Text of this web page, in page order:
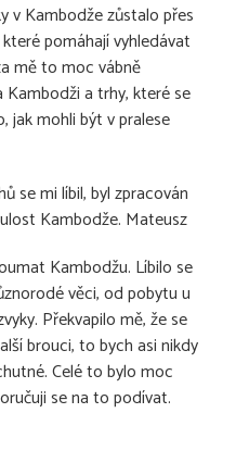
v Kambodže zůstalo přes
pomáhají vyhledávat
mě to moc vábně
Kambodži a trhy, které se
jak mohli být v pralese
se mi líbil, byl zpracován
Kambodže. Mateusz
Kambodžu. Líbilo se
věci, od pobytu u
Překvapilo mě, že se
brouci, to bych asi nikdy
Celé to bylo moc
se na to podívat.